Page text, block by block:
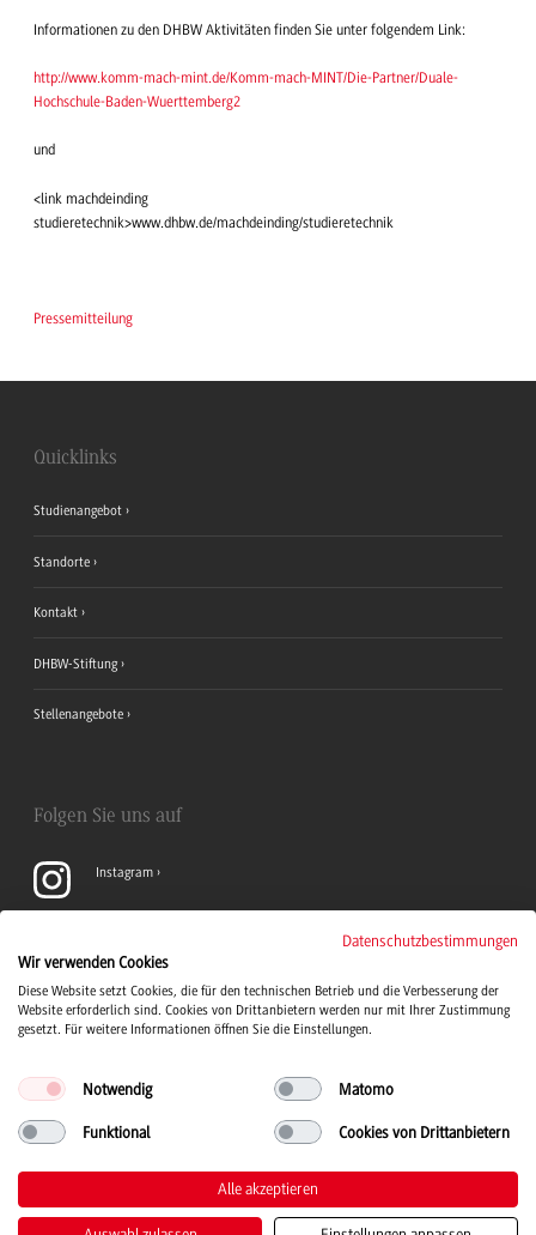
Informationen zu den DHBW Aktivitäten finden Sie unter folgendem Link:
http://www.komm-mach-mint.de/Komm-mach-MINT/Die-Partner/Duale-
Hochschule-Baden-Wuerttemberg2
und
<link machdeinding
studieretechnik>www.dhbw.de/machdeinding/studieretechnik
Pressemitteilung
Quicklinks
Studienangebot
Standorte
Kontakt
DHBW-Stiftung
Stellenangebote
Folgen Sie uns auf
Instagram
LinkedIn
© 2026 Duale Hochschule Baden-Württemberg
Datenschutzbestimmungen
Wir verwenden Cookies
Diese Website setzt Cookies, die für den technischen Betrieb und die Verbesserung der
Website erforderlich sind. Cookies von Drittanbietern werden nur mit Ihrer Zustimmung
gesetzt. Für weitere Informationen öffnen Sie die Einstellungen.
Notwendig Matomo
Funktional Cookies von Drittanbietern
Alle akzeptieren